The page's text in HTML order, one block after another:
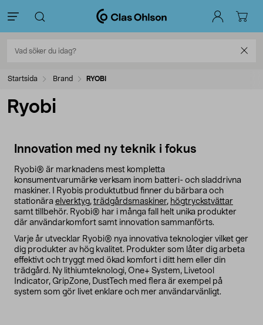
Startsida Brand RYOBI
Ryobi
Innovation med ny teknik i fokus
Ryobi® är marknadens mest kompletta
konsumentvarumärke verksam inom batteri- och sladdrivna
maskiner. I Ryobis produktutbud finner du bärbara och
stationära elverktyg, trädgårdsmaskiner, högtryckstvättar
samt tillbehör. Ryobi® har i många fall helt unika produkter
där användarkomfort samt innovation sammanförts.
Varje år utvecklar Ryobi® nya innovativa teknologier vilket ger
dig produkter av hög kvalitet. Produkter som låter dig arbeta
effektivt och tryggt med ökad komfort i ditt hem eller din
trädgård. Ny lithiumteknologi, One+ System, Livetool
Indicator, GripZone, DustTech med flera är exempel på
system som gör livet enklare och mer användarvänligt.